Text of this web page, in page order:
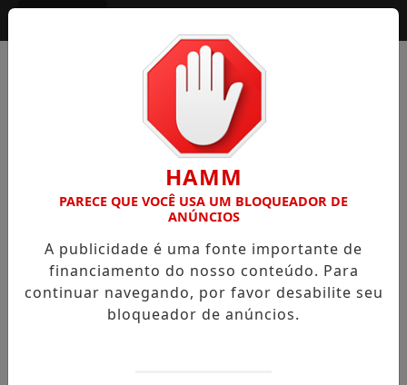
HAMM
PARECE QUE VOCÊ USA UM BLOQUEADOR DE
ANÚNCIOS
A publicidade é uma fonte importante de
financiamento do nosso conteúdo. Para
continuar navegando, por favor desabilite seu
bloqueador de anúncios.